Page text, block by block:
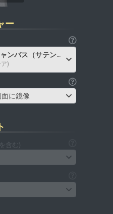
ー
ンバス（サテン）
)
に鏡像
含む)